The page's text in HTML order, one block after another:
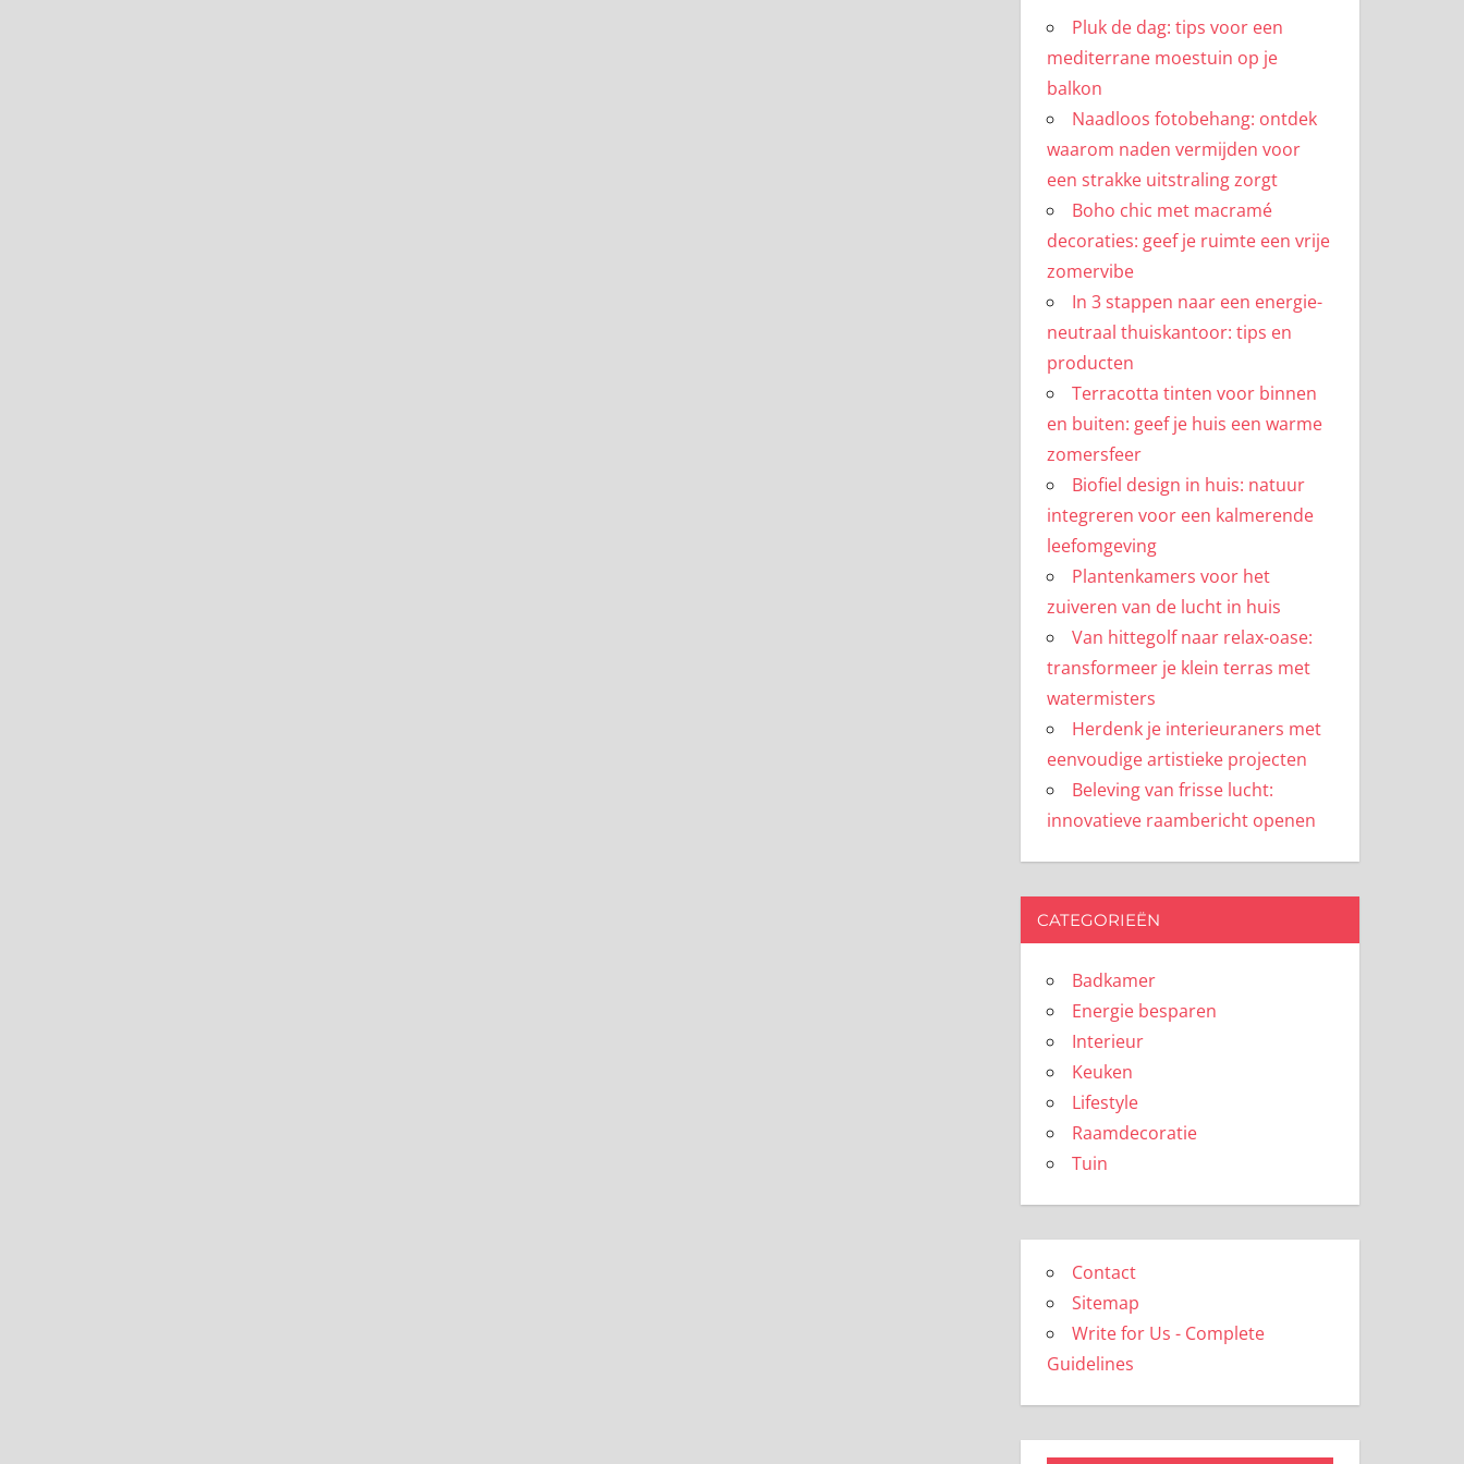
Pluk de dag: tips voor een
mediterrane moestuin op je
balkon
Naadloos fotobehang: ontdek
waarom naden vermijden voor
een strakke uitstraling zorgt
Boho chic met macramé
decoraties: geef je ruimte een vrije
zomervibe
In 3 stappen naar een energie-
neutraal thuiskantoor: tips en
producten
Terracotta tinten voor binnen
en buiten: geef je huis een warme
zomersfeer
Biofiel design in huis: natuur
integreren voor een kalmerende
leefomgeving
Plantenkamers voor het
zuiveren van de lucht in huis
Van hittegolf naar relax-oase:
transformeer je klein terras met
watermisters
Herdenk je interieuraners met
eenvoudige artistieke projecten
Beleving van frisse lucht:
innovatieve raambericht openen
CATEGORIEËN
Badkamer
Energie besparen
Interieur
Keuken
Lifestyle
Raamdecoratie
Tuin
Contact
Sitemap
Write for Us - Complete
Guidelines